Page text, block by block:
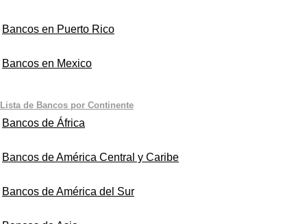
Bancos en Puerto Rico
Bancos en Mexico
Lista de Bancos por Continente
Bancos de África
Bancos de América Central y Caribe
Bancos de América del Sur